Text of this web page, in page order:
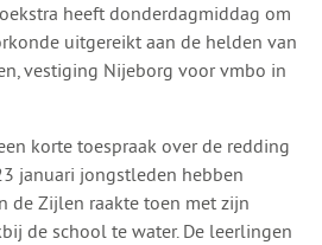
heeft donderdagmiddag om
uitgereikt aan de helden van
vestiging Nijeborg voor vmbo in
korte toespraak over de redding
januari jongstleden hebben
de Zijlen raakte toen met zijn
de school te water. De leerlingen